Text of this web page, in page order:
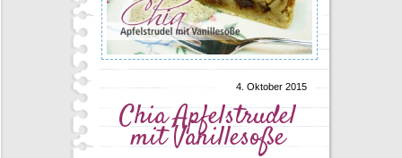
4. Oktober 2015
Chia Apfelstrudel
mit Vanillesoße